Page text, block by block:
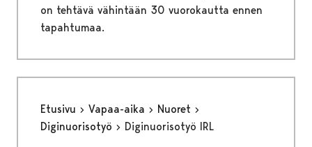
on tehtävä vähintään 30 vuorokautta ennen
tapahtumaa.
Etusivu Vapaa-aika
Nuoret
Diginuorisotyö
Diginuorisotyö IRL